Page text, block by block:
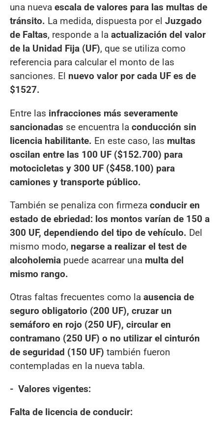
una nueva escala de valores para las multas de
tránsito. La medida, dispuesta por el Juzgado
de Faltas, responde a la actualización del valor
de la Unidad Fija (UF), que se utiliza como
referencia para calcular el monto de las
sanciones. El nuevo valor por cada UF es de
$1527.
Entre las infracciones más severamente
sancionadas se encuentra la conducción sin
licencia habilitante. En este caso, las multas
oscilan entre las 100 UF ($152.700) para
motocicletas y 300 UF ($458.100) para
camiones y transporte público.
También se penaliza con firmeza conducir en
estado de ebriedad: los montos varían de 150 a
300 UF, dependiendo del tipo de vehículo. Del
mismo modo, negarse a realizar el test de
alcoholemia puede acarrear una multa del
mismo rango.
Otras faltas frecuentes como la ausencia de
seguro obligatorio (200 UF), cruzar un
semáforo en rojo (250 UF), circular en
contramano (250 UF) o no utilizar el cinturón
de seguridad (150 UF) también fueron
contempladas en la nueva tabla.
- Valores vigentes:
Falta de licencia de conducir: